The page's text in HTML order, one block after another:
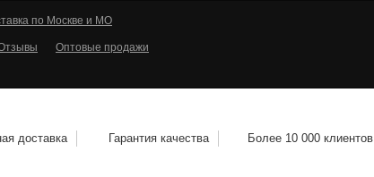
по Москве и МО
Оптовые продажи
доставка Гарантия качества Более 10 000 клиентов